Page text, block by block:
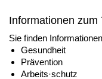
Informationen
Sie finden
Gesundheit
Prävention
Arbeits·schutz